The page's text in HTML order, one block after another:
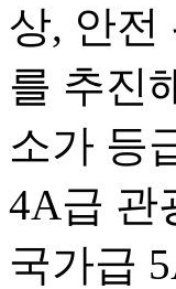
상, 안전
를 추진
소가 등
4A급 관
국가급